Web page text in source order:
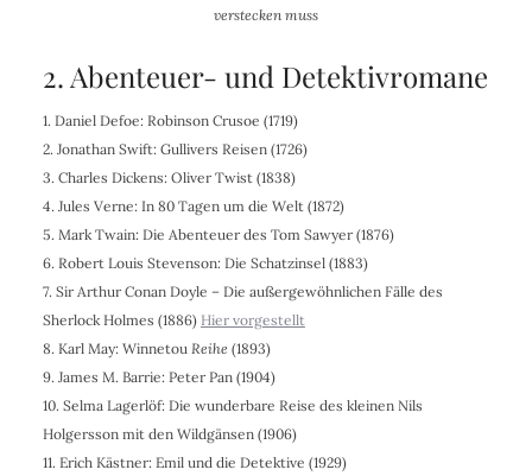
verstecken muss
2. Abenteuer- und Detektivromane
1. Daniel Defoe: Robinson Crusoe (1719)
2. Jonathan Swift: Gullivers Reisen (1726)
3. Charles Dickens: Oliver Twist (1838)
4. Jules Verne: In 80 Tagen um die Welt (1872)
5. Mark Twain: Die Abenteuer des Tom Sawyer (1876)
6. Robert Louis Stevenson: Die Schatzinsel (1883)
7. Sir Arthur Conan Doyle – Die außergewöhnlichen Fälle des
Sherlock Holmes (1886) Hier vorgestellt
8. Karl May: Winnetou Reihe (1893)
9. James M. Barrie: Peter Pan (1904)
10. Selma Lagerlöf: Die wunderbare Reise des kleinen Nils
Holgersson mit den Wildgänsen (1906)
11. Erich Kästner: Emil und die Detektive (1929)